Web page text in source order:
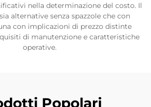
nella determinazione del costo. Il
alternative senza spazzole che con
con implicazioni di prezzo distinte
di manutenzione e caratteristiche
operative.
Popolari